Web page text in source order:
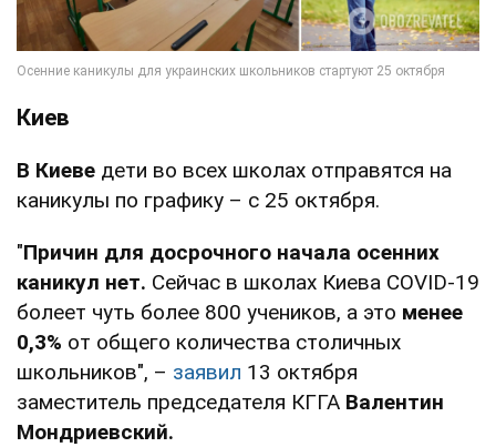
Киев
В Киеве дети во всех школах отправятся на
каникулы по графику – с 25 октября.
"Причин для досрочного начала осенних
каникул нет. Сейчас в школах Киева COVID-19
болеет чуть более 800 учеников, а это менее
0,3% от общего количества столичных
школьников", – заявил 13 октября
заместитель председателя КГГА Валентин
Мондриевский.